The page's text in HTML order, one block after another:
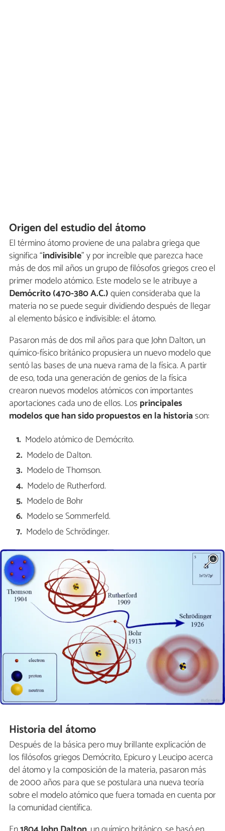
Origen del estudio del átomo
El término átomo proviene de una palabra griega que
significa “indivisible” y por increíble que parezca hace
más de dos mil años un grupo de filósofos griegos creo el
primer modelo atómico. Este modelo se le atribuye a
Demócrito (470-380 A.C.)quien consideraba que la
materia no se puede seguir dividiendo después de llegar
al elemento básico e indivisible: el átomo.
Pasaron más de dos mil años para que John Dalton, un
químico-físico británico propusiera un nuevo modelo que
sentó las bases de una nueva rama de la física. A partir
de eso, toda una generación de genios de la física
crearon nuevos modelos atómicos con importantes
aportaciones cada uno de ellos. Los principales
modelos que han sido propuestos en la historiason:
Modelo atómico de Demócrito.
Modelo de Dalton.
Modelo de Thomson.
Modelo de Rutherford.
Modelo de Bohr
Modelo se Sommerfeld.
Modelo de Schrödinger.
Historia del átomo
Después de la básica pero muy brillante explicación de
los filósofos griegos Demócrito, Epicuro y Leucipo acerca
del átomo y la composición de la materia, pasaron más
de 2000 años para que se postulara una nueva teoría
sobre el modelo atómico que fuera tomada en cuenta por
la comunidad científica.